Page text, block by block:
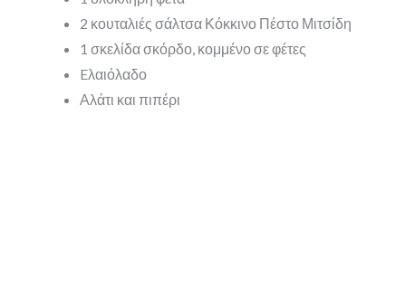
2 κουταλιές σάλτσα Κόκκινο Πέστο Μιτσίδη
1 σκελίδα σκόρδο, κομμένο σε φέτες
Eλαιόλαδο
Αλάτι και πιπέρι